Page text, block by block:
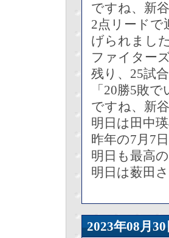
ですね、新
2点リードで
げられまし
ファイター
残り、25試
「20勝5敗
ですね、新
明日は田中
昨年の7月7
明日も最高
明日は薮田
2023年08